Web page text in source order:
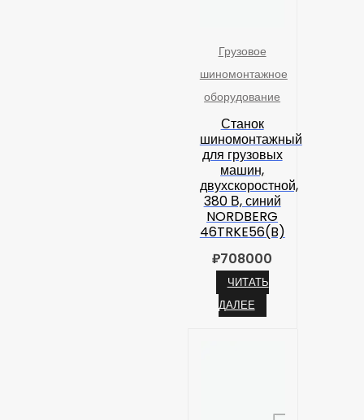
Грузовое
шиномонтажное
оборудование
Станок
шиномонтажный
для грузовых
машин,
двухскоростной,
380 В, синий
NORDBERG
46TRKE56(B)
₽708000
ЧИТАТЬ
ДАЛЕЕ